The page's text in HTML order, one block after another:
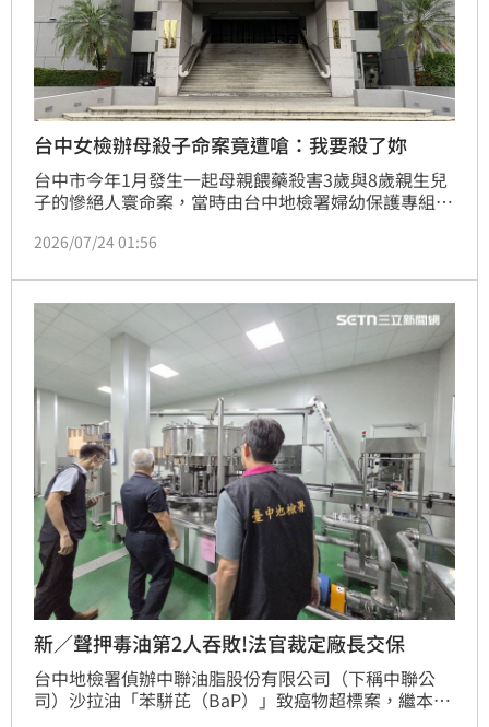
台中女檢辦母殺子命案竟遭嗆：我要殺了妳
台中市今年1月發生一起母親餵藥殺害3歲與8歲親生兒
子的慘絕人寰命案，當時由台中地檢署婦幼保護專組楊
在中檢官方臉書粉專留言喊著要「殺死楊XX檢察官」，
結，依《刑法》恐嚇危害安全罪將黃男判處有期徒刑5
月，得易科罰金，犯案手機沒收。
2026/07/24 01:56
新／聲押毒油第2人吞敗!法官裁定廠長交保
台中地檢署偵辦中聯油脂股份有限公司（下稱中聯公
司）沙拉油「苯駢芘（BaP）」致癌物超標案，繼本月